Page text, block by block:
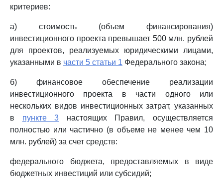
критериев:
а) стоимость (объем финансирования)
инвестиционного проекта превышает 500 млн. рублей
для проектов, реализуемых юридическими лицами,
указанными в части 5 статьи 1 Федерального закона;
б) финансовое обеспечение реализации
инвестиционного проекта в части одного или
нескольких видов инвестиционных затрат, указанных
в пункте 3 настоящих Правил, осуществляется
полностью или частично (в объеме не менее чем 10
млн. рублей) за счет средств:
федерального бюджета, предоставляемых в виде
бюджетных инвестиций или субсидий;